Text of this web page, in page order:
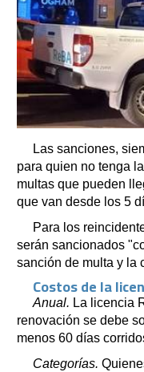
Las sanciones,
para quien no tenga
multas que pueden
que van desde los 5
Para los
serán sancionados
sanción de multa y la
Costos de la
Anual. La licencia
renovación se debe
menos 60 días
Categorías.